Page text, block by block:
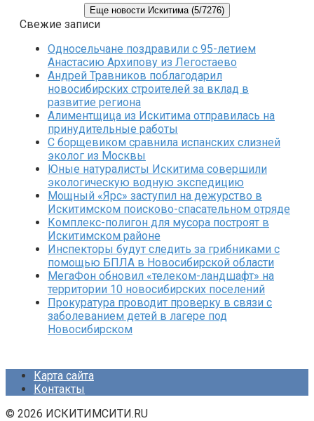
Еще новости Искитима (5/7276)
Свежие записи
Односельчане поздравили с 95-летием
Анастасию Архипову из Легостаево
Андрей Травников поблагодарил
новосибирских строителей за вклад в
развитие региона
Алиментщица из Искитима отправилась на
принудительные работы
С борщевиком сравнила испанских слизней
эколог из Москвы
Юные натуралисты Искитима совершили
экологическую водную экспедицию
Мощный «Ярс» заступил на дежурство в
Искитимском поисково-спасательном отряде
Комплекс-полигон для мусора построят в
Искитимском районе
Инспекторы будут следить за грибниками с
помощью БПЛА в Новосибирской области
МегаФон обновил «телеком-ландшафт» на
территории 10 новосибирских поселений
Прокуратура проводит проверку в связи с
заболеванием детей в лагере под
Новосибирском
Карта сайта
Контакты
© 2026 ИСКИТИМСИТИ.RU